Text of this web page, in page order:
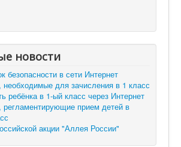
новости
безопасности в сети Интернет
необходимые для зачисления в 1 класс
ребёнка в 1-ый класс через Интернет
регламентирующие прием детей в
акции "Аллея России"